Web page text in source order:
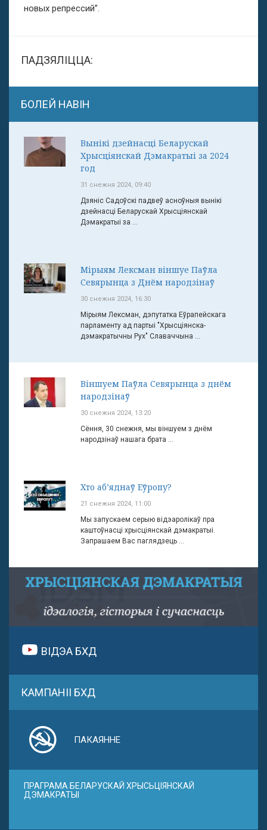
новых репрессий”.
ПАДЗЯЛІЦЦА:
БОЛЕЙ НАВІН
Вынікі дзейнасці Беларускай
Хрысціянскай Дэмакратыі за 2024
год
31 снежня 2024, 09:40
Дзяніс Садоўскі падвеў асноўныя вынікі
дзейнасці Беларускай Хрысціянскай
Дэмакратыі за ...
Мірыям Лексман віншуе Паўла
Севярынца з Днём народзінаў
30 снежня 2024, 16:30
Мірыям Лексман, дэпутатка Еўрапейскага
парламенту ад партыі "Хрысціянска-
дэмакратычны Рух" Славаччына ...
Віншуем Паўла Севярынца з днём
народзінаў
30 снежня 2024, 13:20
Сёння, 30 снежня, мы віншуем з днём
народзінаў нашага брата ...
Хто аб’яднаў Еўропу?
21 снежня 2024, 11:00
Мы запускаем серыю відэаролікаў пра
каштоўнасці хрысціянскай дэмакратыі.
Запрашаем Вас паглядзець ...
ВІДЭА БХД
КАМПАНІІ БХД
ПАКАЯННЕ
ПРАГРАМА БЕЛАРУСКАЙ ХРЫСЬЦІЯНСКАЙ
ДЭМАКРАТЫІ